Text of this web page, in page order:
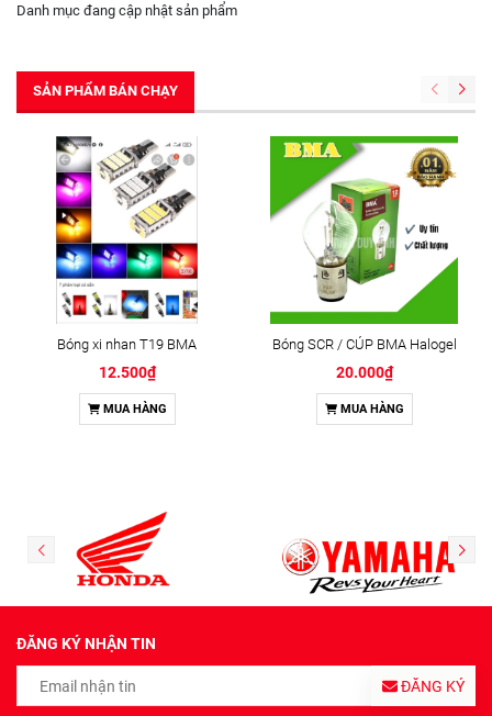
Danh mục đang cập nhật sản phẩm
SẢN PHẨM BÁN CHẠY
Bóng xi nhan T19 BMA
12.500₫
MUA HÀNG
Bóng SCR / CÚP BMA Halogel
20.000₫
MUA HÀNG
ĐĂNG KÝ NHẬN TIN
ĐĂNG KÝ